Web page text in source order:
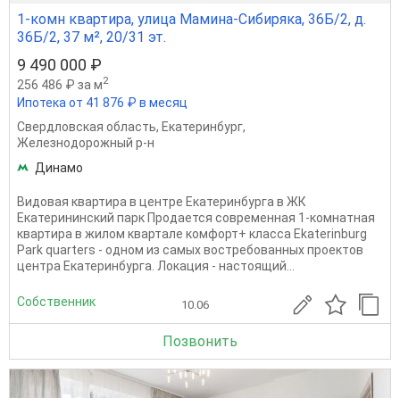
1-комн квартира, улица Мамина-Сибиряка, 36Б/2, д.
36Б/2, 37 м², 20/31 эт.
9 490 000 ₽
256 486 ₽ за м2
Ипотека от 41 876 ₽ в месяц
Свердловская область, Екатеринбург,
Железнодорожный р-н
Динамо
Видовая квартира в центре Екатеринбурга в ЖК
Екатерининский парк Продается современная 1-комнатная
квартира в жилом квартале комфорт+ класса Ekaterinburg
Park quarters - одном из самых востребованных проектов
центра Екатеринбурга. Локация - настоящий...
Собственник 10.06
Позвонить